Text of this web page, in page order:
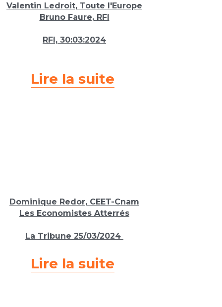
Valentin Ledroit, Toute l'Europe
Bruno Faure, RFI
RFI, 30:03:2024
Lire la suite
Dominique Redor, CEET-Cnam
Les Economistes Atterrés
La Tribune 25/03/2024
Lire la suite